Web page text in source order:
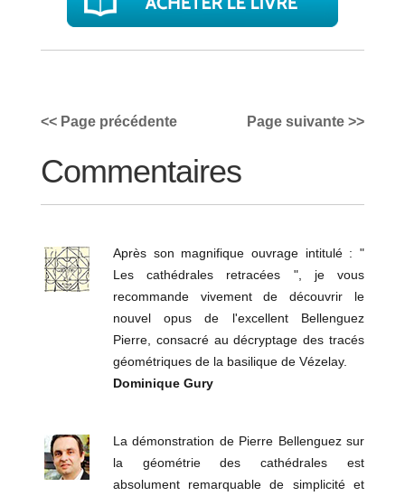
<< Page précédente Page suivante >>
Commentaires
Après son magnifique ouvrage intitulé : "
Les cathédrales retracées ", je vous
recommande vivement de découvrir le
nouvel opus de l'excellent Bellenguez
Pierre, consacré au décryptage des tracés
géométriques de la basilique de Vézelay.
Dominique Gury
La démonstration de Pierre Bellenguez sur
la géométrie des cathédrales est
absolument remarquable de simplicité et